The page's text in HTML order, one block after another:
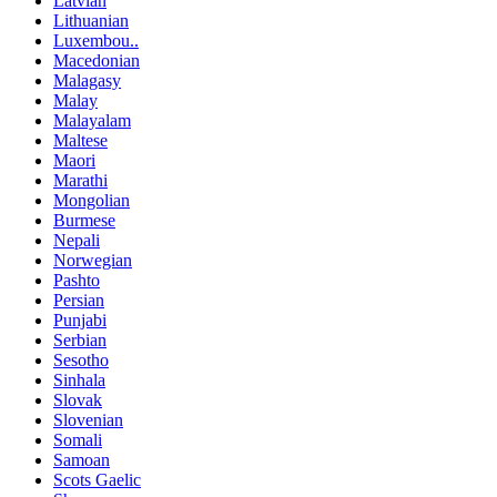
Lithuanian
Luxembou..
Macedonian
Malagasy
Malay
Malayalam
Maltese
Maori
Marathi
Mongolian
Burmese
Nepali
Norwegian
Pashto
Persian
Punjabi
Serbian
Sesotho
Sinhala
Slovak
Slovenian
Somali
Samoan
Scots Gaelic